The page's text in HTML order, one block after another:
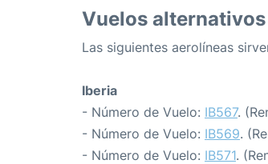
Vuelos alternativos
Las siguientes aerolíneas
Iberia
- Número de Vuelo: IB567.
- Número de Vuelo: IB569.
- Número de Vuelo: IB571.